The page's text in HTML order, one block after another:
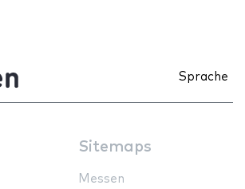
Sprache
Sitemaps
Messen